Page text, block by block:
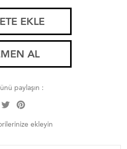
EKLE
AL
paylaşın :
Facebook
Twitter
ekleyin